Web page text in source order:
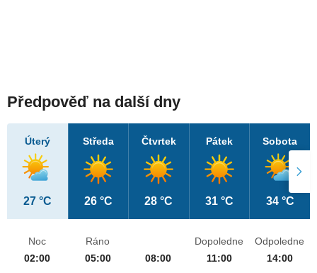
Předpověď na další dny
Úterý
27 °C
Středa
26 °C
Čtvrtek
28 °C
Pátek
31 °C
Sobota
34 °C
Noc
02:00
Ráno
05:00
08:00
Dopoledne
11:00
Odpoledne
14:00